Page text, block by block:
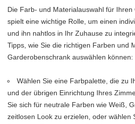
Die Farb- und Materialauswahl für
spielt eine wichtige Rolle, um einen
und ihn nahtlos in Ihr Zuhause zu
Tipps, wie Sie die richtigen Farben und
Garderobenschrank auswählen können:
Wählen Sie eine Farbpalette, die zu
und der übrigen Einrichtung Ihres
Sie sich für neutrale Farben wie Weiß,
zeitlosen Look zu erzielen, oder wählen